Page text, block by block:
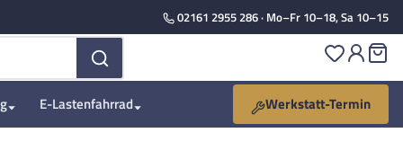
02161 2955 286· Mo–Fr 10–18, Sa 10–15
Du hast
E-Lastenfahrrad Werkstatt-Termin